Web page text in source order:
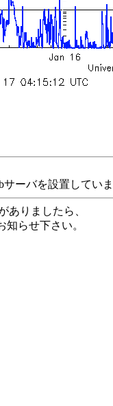
サーバを設置してい
ありましたら、
知らせ下さい。